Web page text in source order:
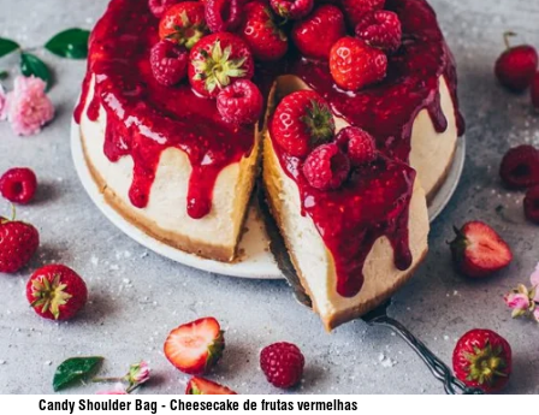
Candy Shoulder Bag - Cheesecake de frutas vermelhas